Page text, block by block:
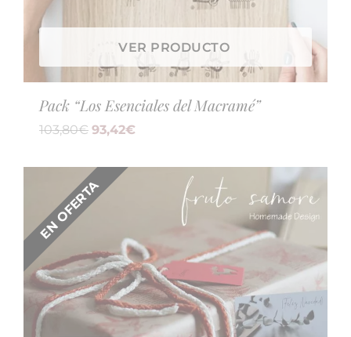
VER PRODUCTO
Pack “Los Esenciales del Macramé”
103,80€ 93,42€
EN OFERTA